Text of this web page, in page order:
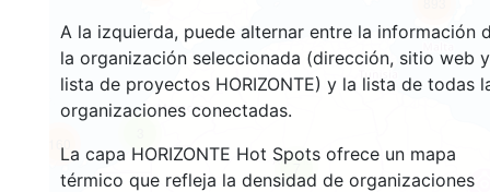
A la izquierda, puede alternar entre la información
la organización seleccionada (dirección, sitio web y
lista de proyectos HORIZONTE) y la lista de todas
organizaciones conectadas.
La capa HORIZONTE Hot Spots ofrece un mapa
térmico que refleja la densidad de organizaciones
160
7